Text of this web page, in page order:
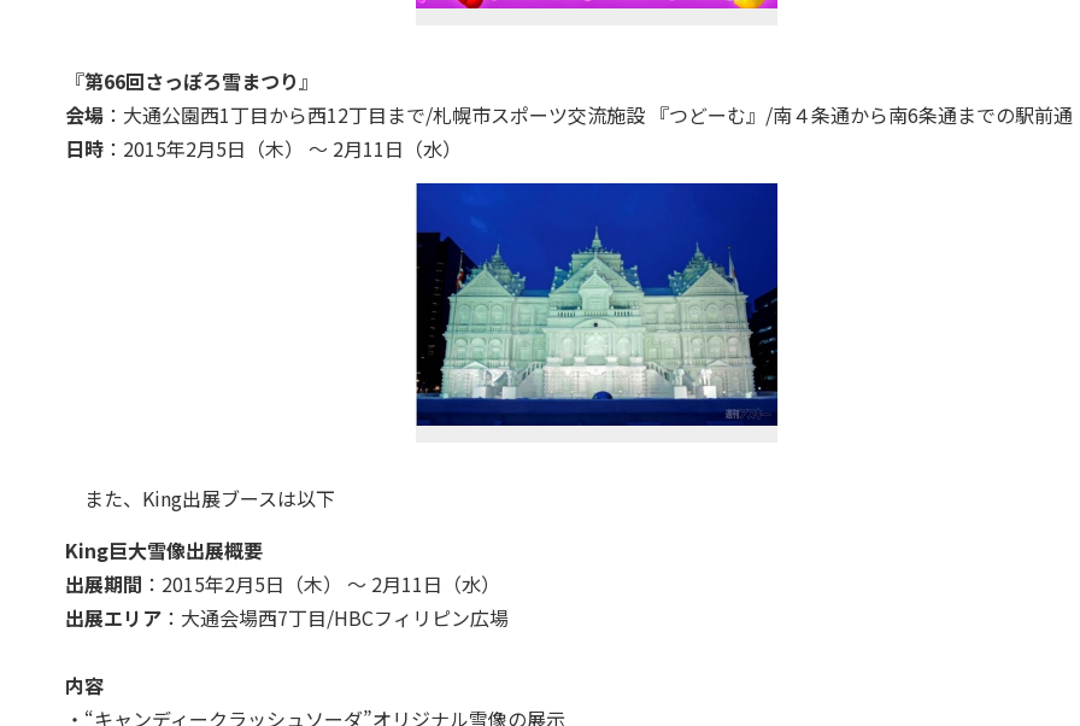
『第66回さっぽろ雪まつり』
会場：大通公園西1丁目から西12丁目まで/札幌市スポーツ交流施設 『つどーむ』/南４条通から南6条通までの駅前通
日時：2015年2月5日（木） ～ 2月11日（水）
また、King出展ブースは以下
King巨大雪像出展概要
出展期間 ：2015年2月5日（木） ～ 2月11日（水）
出展エリア：大通会場西7丁目/HBCフィリピン広場
内容
・“キャンディークラッシュソーダ”オリジナル雪像の展示